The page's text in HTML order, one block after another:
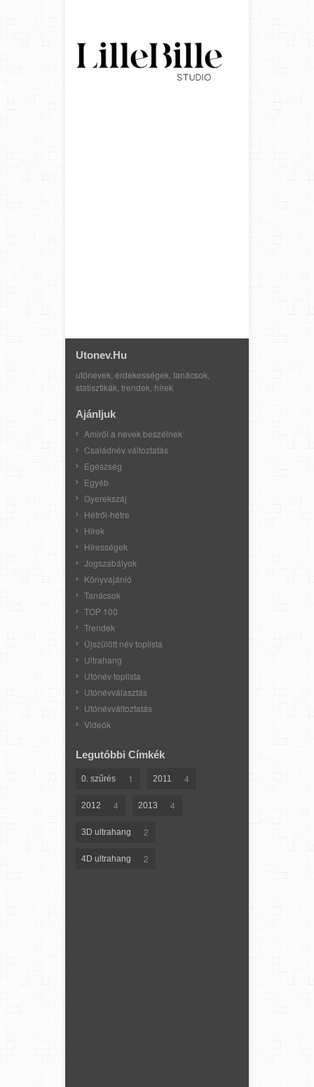
Utonev.hu
utónevek, érdekességek, tanácsok,
statisztikák, trendek, hírek
Ajánljuk
Amiről a nevek beszélnek
Családnév változtatás
Egészség
Egyéb
Gyerekszáj
Hétről-hétre
Hírek
Hírességek
Jogszabályok
Könyvajánló
Tanácsok
TOP 100
Trendek
Újszülött név toplista
Ultrahang
Utónév toplista
Utónévválasztás
Utónévváltoztatás
Videók
Legutóbbi Címkék
0. szűrés 1 2011 4
2012 4 2013 4
3D ultrahang 2
4D ultrahang 2